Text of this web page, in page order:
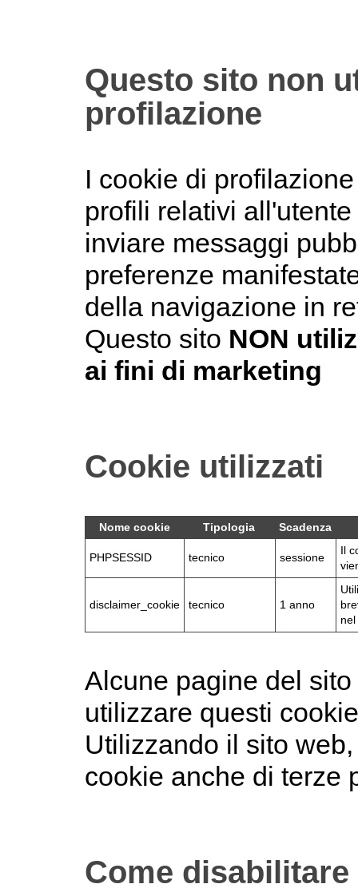
Questo sito non
profilazione
I cookie di
profili relativi
inviare messaggi
preferenze
della navigazione in
Questo sito NON
ai fini di marketing
Cookie utilizzati
Nome cookie Tipologia Scadenza
PHPSESSID tecnico sessione
Il
disclaimer_cookie tecnico 1 anno
Alcune pagine del
utilizzare questi
Utilizzando il sito
cookie anche di terze
Come